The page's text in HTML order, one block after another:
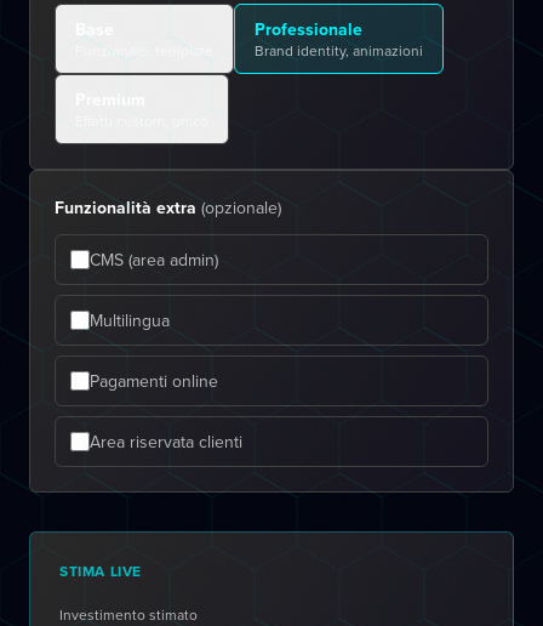
Funzionale, template
Professionale
Brand identity, animazioni
Funzionalità extra (opzionale)
CMS (area admin)
Multilingua
Pagamenti online
Area riservata clienti
STIMA LIVE
Investimento stimato